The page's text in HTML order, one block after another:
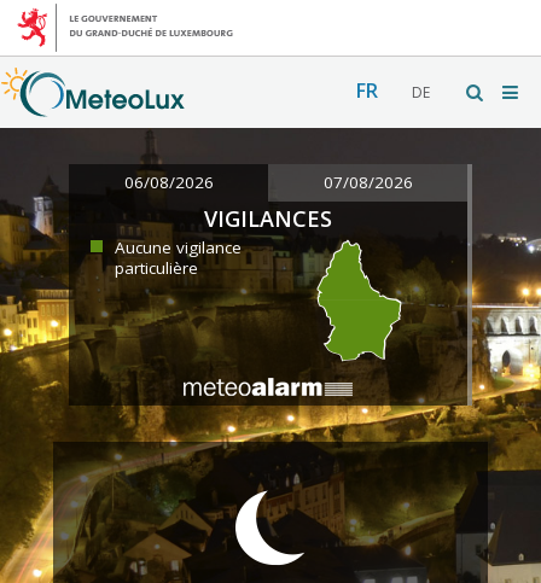
FR DE
06/08/2026 07/08/2026
VIGILANCES
Aucune vigilance
particulière